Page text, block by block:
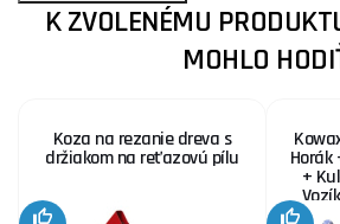
K ZVOLENÉMU
MOHLO
Koza na rezanie dreva s
držiakom na reťazovú pílu Horák
+